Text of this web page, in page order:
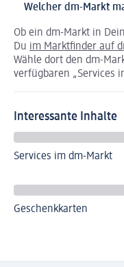
Welcher dm-Markt
Ob ein dm-Markt in
Du im Marktfinder auf
Wähle dort den dm-
verfügbaren „Services
Interessante Inhalte
Services im dm-Markt
Geschenkkarten